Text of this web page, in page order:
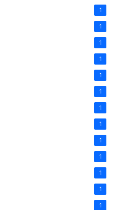
1
1
1
1
1
1
1
1
1
1
1
1
1